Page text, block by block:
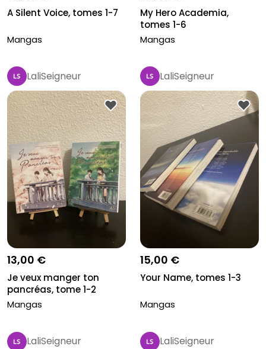
A Silent Voice, tomes 1-7
Mangas
My Hero Academia,
tomes 1-6
Mangas
LaliSeigneur
13,00 €
Je veux manger ton
pancréas, tome 1-2
Mangas
LaliSeigneur
15,00 €
Your Name, tomes 1-3
Mangas
LaliSeigneur LaliSeigneur